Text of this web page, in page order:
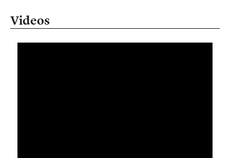
Videos